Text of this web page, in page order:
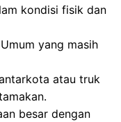
kondisi fisik dan
yang masih
atau truk
besar dengan